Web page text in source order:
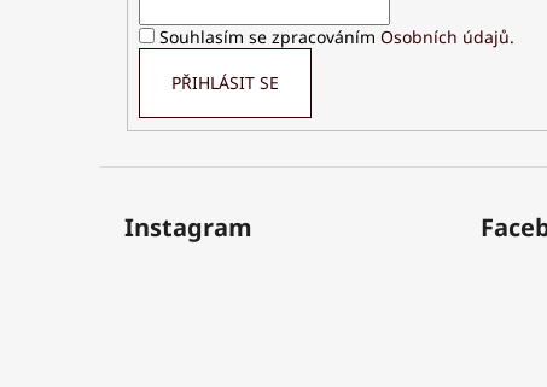
Souhlasím se zpracováním Osobních údajů.
PŘIHLÁSIT SE
Instagram